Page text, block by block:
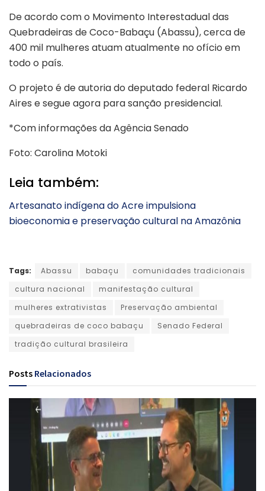
De acordo com o Movimento Interestadual das
Quebradeiras de Coco-Babaçu (Abassu), cerca de
400 mil mulheres atuam atualmente no ofício em
todo o país.
O projeto é de autoria do deputado federal Ricardo
Aires e segue agora para sanção presidencial.
*Com informações da Agência Senado
Foto: Carolina Motoki
Leia também:
Artesanato indígena do Acre impulsiona
bioeconomia e preservação cultural na Amazônia
Tags: Abassu babaçu
comunidades tradicionais
cultura nacional
manifestação cultural
mulheres extrativistas
Preservação ambiental
quebradeiras de coco babaçu
Senado Federal
tradição cultural brasileira
Posts Relacionados